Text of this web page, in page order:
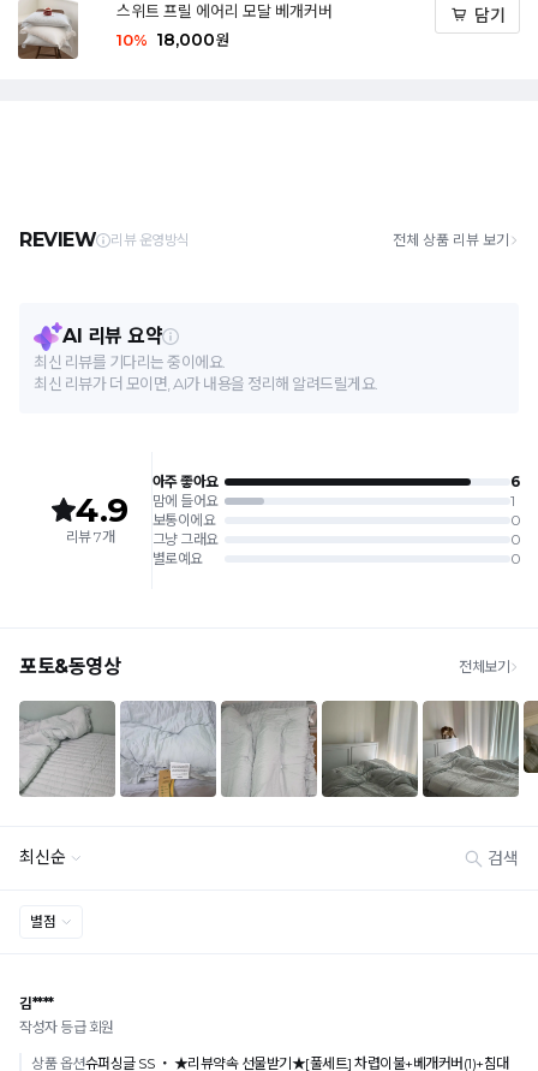
스위트 프릴 에어리 모달 베개커버
10% 18,000원
담기